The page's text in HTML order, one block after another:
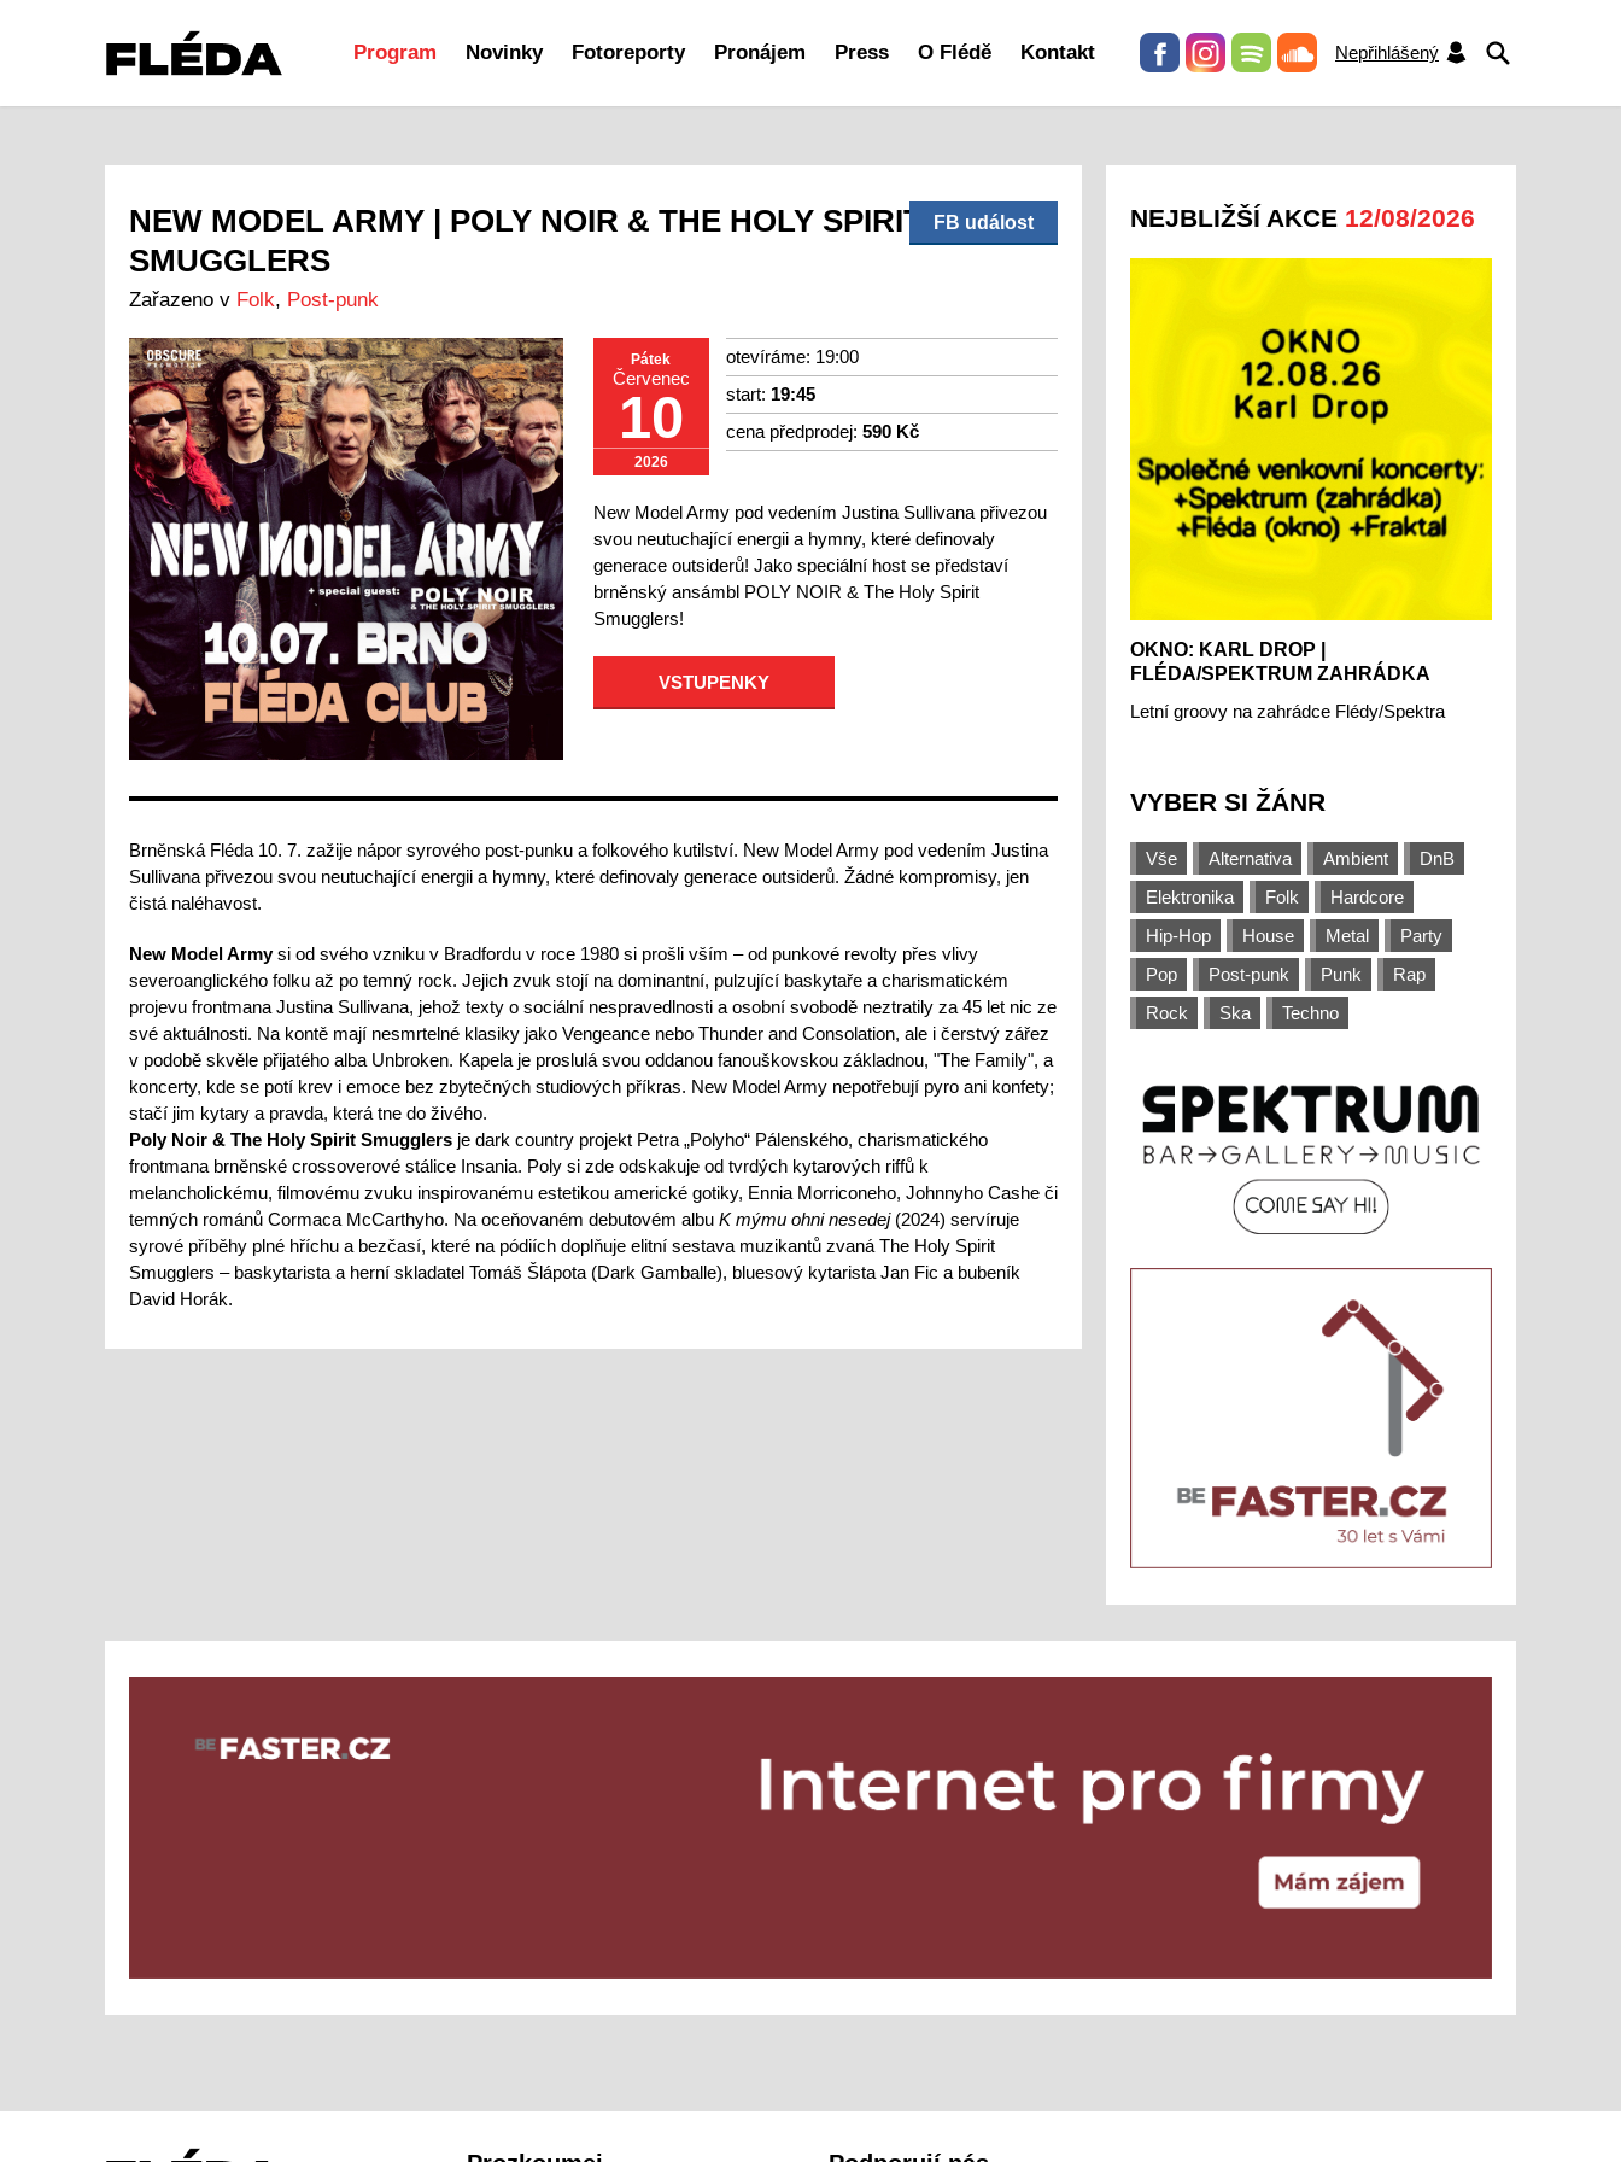
Program Novinky Fotoreporty Pronájem Press O Flédě Kontakt Nepřihlášený
NEW MODEL ARMY | POLY NOIR & THE HOLY SPIRIT
SMUGGLERS
Zařazeno v Folk, Post-punk
FB událost
Pátek
Červenec
10
2026
otevíráme: 19:00
start: 19:45
cena předprodej: 590 Kč
New Model Army pod vedením Justina Sullivana přivezou
svou neutuchající energii a hymny, které definovaly
generace outsiderů! Jako speciální host se představí
brněnský ansámbl POLY NOIR & The Holy Spirit
Smugglers!
VSTUPENKY
Brněnská Fléda 10. 7. zažije nápor syrového post-punku a folkového kutilství. New Model Army pod vedením Justina
Sullivana přivezou svou neutuchající energii a hymny, které definovaly generace outsiderů. Žádné kompromisy, jen
čistá naléhavost.
New Model Armysi od svého vzniku v Bradfordu v roce 1980 si prošli vším – od punkové revolty přes vlivy
severoanglického folku až po temný rock. Jejich zvuk stojí na dominantní, pulzující baskytaře a charismatickém
projevu frontmana Justina Sullivana, jehož texty o sociální nespravedlnosti a osobní svobodě neztratily za 45 let nic ze
své aktuálnosti. Na kontě mají nesmrtelné klasiky jako Vengeance nebo Thunder and Consolation, ale i čerstvý zářez
v podobě skvěle přijatého alba Unbroken. Kapela je proslulá svou oddanou fanouškovskou základnou, "The Family", a
koncerty, kde se potí krev i emoce bez zbytečných studiových příkras. New Model Army nepotřebují pyro ani konfety;
stačí jim kytary a pravda, která tne do živého.
Poly Noir & The Holy Spirit Smugglers je dark country projekt Petra „Polyho“ Pálenského, charismatického
frontmana brněnské crossoverové stálice Insania. Poly si zde odskakuje od tvrdých kytarových riffů k
melancholickému, filmovému zvuku inspirovanému estetikou americké gotiky, Ennia Morriconeho, Johnnyho Cashe či
temných románů Cormaca McCarthyho. Na oceňovaném debutovém albu K mýmu ohni nesedej(2024) servíruje
syrové příběhy plné hříchu a bezčasí, které na pódiích doplňuje elitní sestava muzikantů zvaná The Holy Spirit
Smugglers – baskytarista a herní skladatel Tomáš Šlápota (Dark Gamballe), bluesový kytarista Jan Fic a bubeník
David Horák.
NEJBLIŽŠÍ AKCE 12/08/2026
OKNO: KARL DROP |
FLÉDA/SPEKTRUM ZAHRÁDKA
Letní groovy na zahrádce Flédy/Spektra
VYBER SI ŽÁNR
Vše Alternativa Ambient
DnB
Elektronika
Folk
Hardcore
Hip-Hop
House Metal
Party
Pop
Post-punk Punk
Rap
Rock
Ska Techno